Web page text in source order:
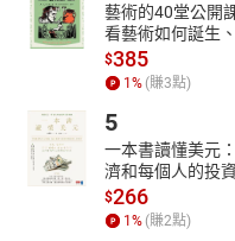
藝術的40堂公開
看藝術如何誕生
$385
1% (賺3點)
5
一本書讀懂美元
濟和每個人的投
$266
1% (賺2點)